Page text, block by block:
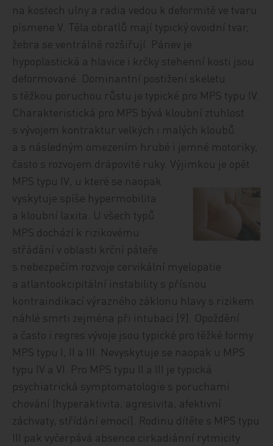
na kostech ulny a radia vedou k deformitě ve tvaru
písmene V. Těla obratlů mají typický ovoidní tvar,
žebra se ventrálně rozšiřují. Pánev je
hypoplastická a hlavice i krčky stehenní kosti jsou
deformované. Dominantní postižení skeletu
s těžkou poruchou růstu je typické pro MPS typu IV.
Charakteristická pro MPS bývá kloubní ztuhlost
s vývojem kontraktur velkých i malých kloubů
a s následným omezením hrubé i jemné motoriky,
často s rozvojem drápovité ruky. Výjimkou je opět
MPS typu IV, u které se naopak
vyskytuje spíše hypermobilita
a kloubní laxita. U všech typů
MPS dochází k rizikovému
střádání v oblasti krční páteře
s nebezpečím rozvoje cervikální myelopatie
a atlantookcipitální instability s přísnou
kontraindikací výrazného záklonu hlavy s rizikem
náhlé smrti zejména při intubaci [9]. Opoždění
a často i regres vývoje jsou typické pro těžké formy
MPS typu I, II a III. Nevyskytuje se naopak u MPS
typu IV a VI. Pro MPS typu II a III je typická
psychiatrická symptomatologie s poruchami
chování (hyperaktivita, agresivita, afektivní
záchvaty, střídání emocí). Rodinu dítěte s MPS typu
III pak vyčerpává absence cirkadiánní rytmicity